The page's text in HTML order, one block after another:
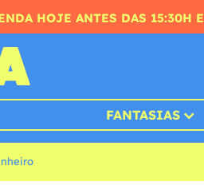
HOJE ANTES DAS 15:30H
FANTASIAS